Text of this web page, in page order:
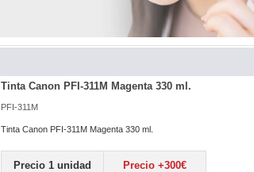
Tinta Canon PFI-311M Magenta 330 ml.
PFI-311M
Tinta Canon PFI-311M Magenta 330 ml.
Precio 1 unidad Precio +300€